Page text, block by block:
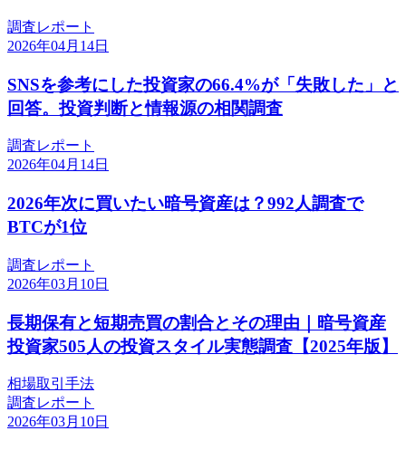
調査レポート
2026年04月14日
SNSを参考にした投資家の66.4%が「失敗した」と
回答。投資判断と情報源の相関調査
調査レポート
2026年04月14日
2026年次に買いたい暗号資産は？992人調査で
BTCが1位
調査レポート
2026年03月10日
長期保有と短期売買の割合とその理由｜暗号資産
投資家505人の投資スタイル実態調査【2025年版】
相場取引手法
調査レポート
2026年03月10日